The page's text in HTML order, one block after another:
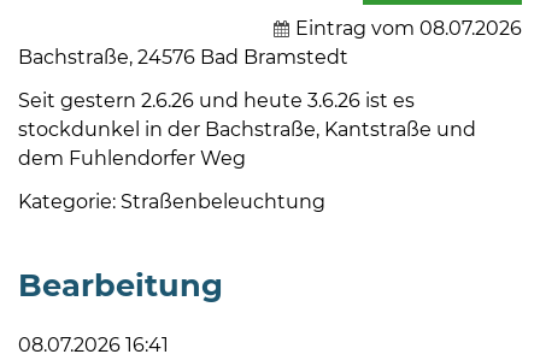
zentrale@badbramstedt.de
Mo,
Di,
Do
Eintrag vom 08.07.2026
Bachstraße, 24576 Bad Bramstedt
Seit gestern 2.6.26 und heute 3.6.26 ist es
stockdunkel in der Bachstraße, Kantstraße und
dem Fuhlendorfer Weg
Kategorie: Straßenbeleuchtung
Bearbeitung
08.07.2026 16:41